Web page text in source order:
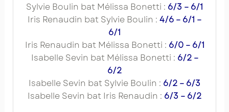
Sylvie Boulin bat Mélissa Bonetti : 6/3 – 6/1
Iris Renaudin bat Sylvie Boulin : 4/6 – 6/1 –
6/1
Iris Renaudin bat Mélissa Bonetti : 6/0 – 6/1
Isabelle Sevin bat Mélissa Bonetti : 6/2 –
6/2
Isabelle Sevin bat Sylvie Boulin : 6/2 – 6/3
Isabelle Sevin bat Iris Renaudin : 6/3 – 6/2